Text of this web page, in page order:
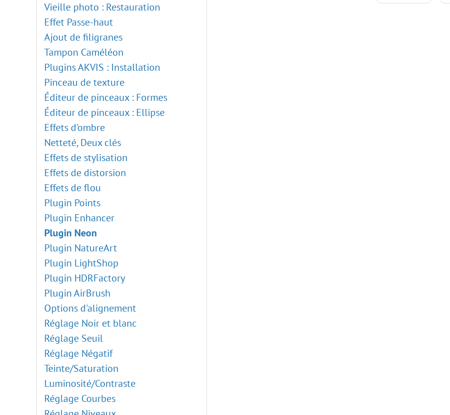
Vieille photo : Restauration
Effet Passe-haut
Ajout de filigranes
Tampon Caméléon
Plugins AKVIS : Installation
Pinceau de texture
Éditeur de pinceaux : Formes
Éditeur de pinceaux : Ellipse
Effets d'ombre
Netteté, Deux clés
Effets de stylisation
Effets de distorsion
Effets de flou
Plugin Points
Plugin Enhancer
Plugin Neon
Plugin NatureArt
Plugin LightShop
Plugin HDRFactory
Plugin AirBrush
Options d'alignement
Réglage Noir et blanc
Réglage Seuil
Réglage Négatif
Teinte/Saturation
Luminosité/Contraste
Réglage Courbes